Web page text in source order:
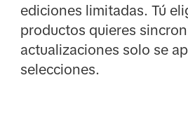
ediciones limitadas. Tú
productos quieres
actualizaciones solo se
selecciones.